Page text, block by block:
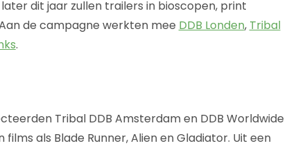
dit jaar zullen trailers in bioscopen, print
de campagne werkten mee DDB Londen, Tribal
.
Tribal DDB Amsterdam en DDB Worldwide
films als Blade Runner, Alien en Gladiator. Uit een